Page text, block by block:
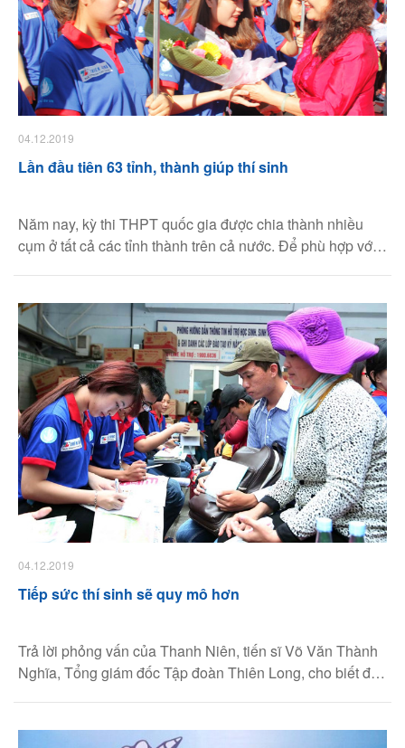
04.12.2019
Lần đầu tiên 63 tỉnh, thành giúp thí sinh
Năm nay, kỳ thi THPT quốc gia được chia thành nhiều
cụm ở tất cả các tỉnh thành trên cả nước. Để phù hợp với
04.12.2019
Tiếp sức thí sinh sẽ quy mô hơn
Trả lời phỏng vấn của Thanh Niên, tiến sĩ Võ Văn Thành
Nghĩa, Tổng giám đốc Tập đoàn Thiên Long, cho biết để